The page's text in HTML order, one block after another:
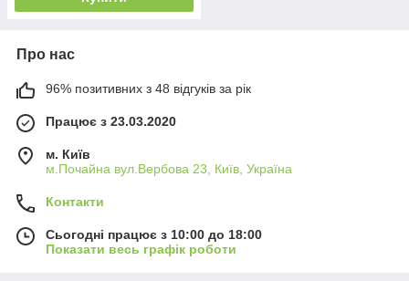
Про нас
96% позитивних з 48 відгуків за рік
Працює з 23.03.2020
м. Київ
м.Почайна вул.Вербова 23, Київ, Україна
Контакти
Сьогодні працює з 10:00 до 18:00
Показати весь графік роботи